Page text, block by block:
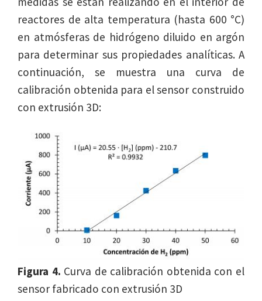
reactores de alta temperatura (hasta 600 °C)
en atmósferas de hidrógeno diluido en argón
para determinar sus propiedades analíticas. A
continuación, se muestra una curva de
calibración obtenida para el sensor construido
con extrusión 3D:
Figura 4. Curva de calibración obtenida con el
sensor fabricado con extrusión 3D